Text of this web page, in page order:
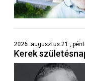
2026. augusztus 21.,
Kerek